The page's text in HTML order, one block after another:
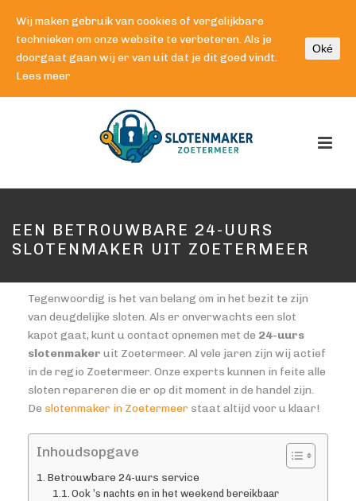
EEN BETROUWBARE 24-UURS
SLOTENMAKER UIT ZOETERMEER
Tegenwoordig is het van belang om in het bezit te zijn
van deugdelijke sloten. Als er onverwachts een slot
kapot gaat, kunt u contact opnemen met de 24-uurs
slotenmaker uit Zoetermeer. Al vele jaren zijn wij actief
in de regio Zoetermeer. Onze experts kunnen in feite alle
sloten repareren die er op dit moment in de handel zijn.
De slotenmaker in Zoetermeer staat altijd voor u klaar!
Inhoudsopgave
Betrouwbare 24-uurs service
Ook ’s nachts en in het weekend bereikbaar
Wij maken gebruik van cookies of vergelijkbare
technieken om onze website te verbeteren. Als je
doorgaat gaan wij er van uit dat je dit goed vindt.
Lees meer
Oké